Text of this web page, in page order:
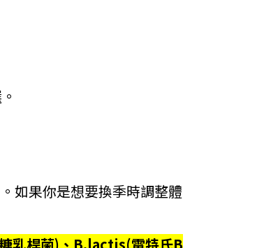
如果你是想要換季時調整體
乳桿菌)、B.lactis(雷特氏B